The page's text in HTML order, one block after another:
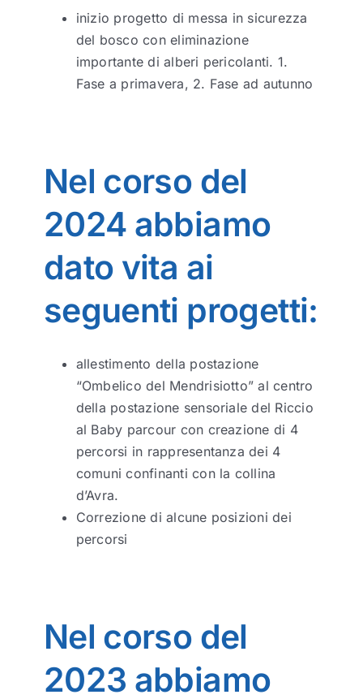
inizio progetto di messa in sicurezza
del bosco con eliminazione
importante di alberi pericolanti. 1.
Fase a primavera, 2. Fase ad autunno
Nel corso del
2024 abbiamo
dato vita ai
seguenti progetti:
allestimento della postazione
“Ombelico del Mendrisiotto” al centro
della postazione sensoriale del Riccio
al Baby parcour con creazione di 4
percorsi in rappresentanza dei 4
comuni confinanti con la collina
d’Avra.
Correzione di alcune posizioni dei
percorsi
Nel corso del
2023 abbiamo